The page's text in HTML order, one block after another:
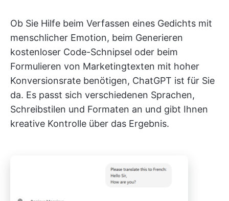
Ob Sie Hilfe beim Verfassen eines Gedichts mit
menschlicher Emotion, beim Generieren
kostenloser Code-Schnipsel oder beim
Formulieren von Marketingtexten mit hoher
Konversionsrate benötigen, ChatGPT ist für Sie
da. Es passt sich verschiedenen Sprachen,
Schreibstilen und Formaten an und gibt Ihnen
kreative Kontrolle über das Ergebnis.